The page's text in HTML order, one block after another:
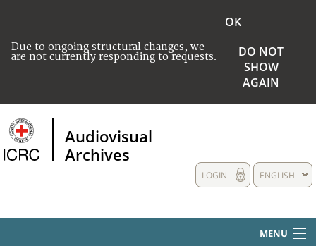
Due to ongoing structural changes, we
are not currently responding to requests.
OK
DO NOT
SHOW
AGAIN
Audiovisual
Archives
ENGLISH
LOGIN
MENU